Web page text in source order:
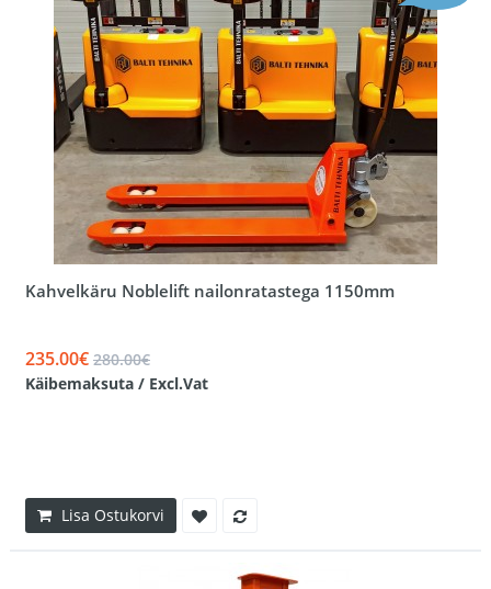
Kahvelkäru Noblelift nailonratastega 1150mm
235.00€ 280.00€
Käibemaksuta / Excl.Vat
Lisa Ostukorvi